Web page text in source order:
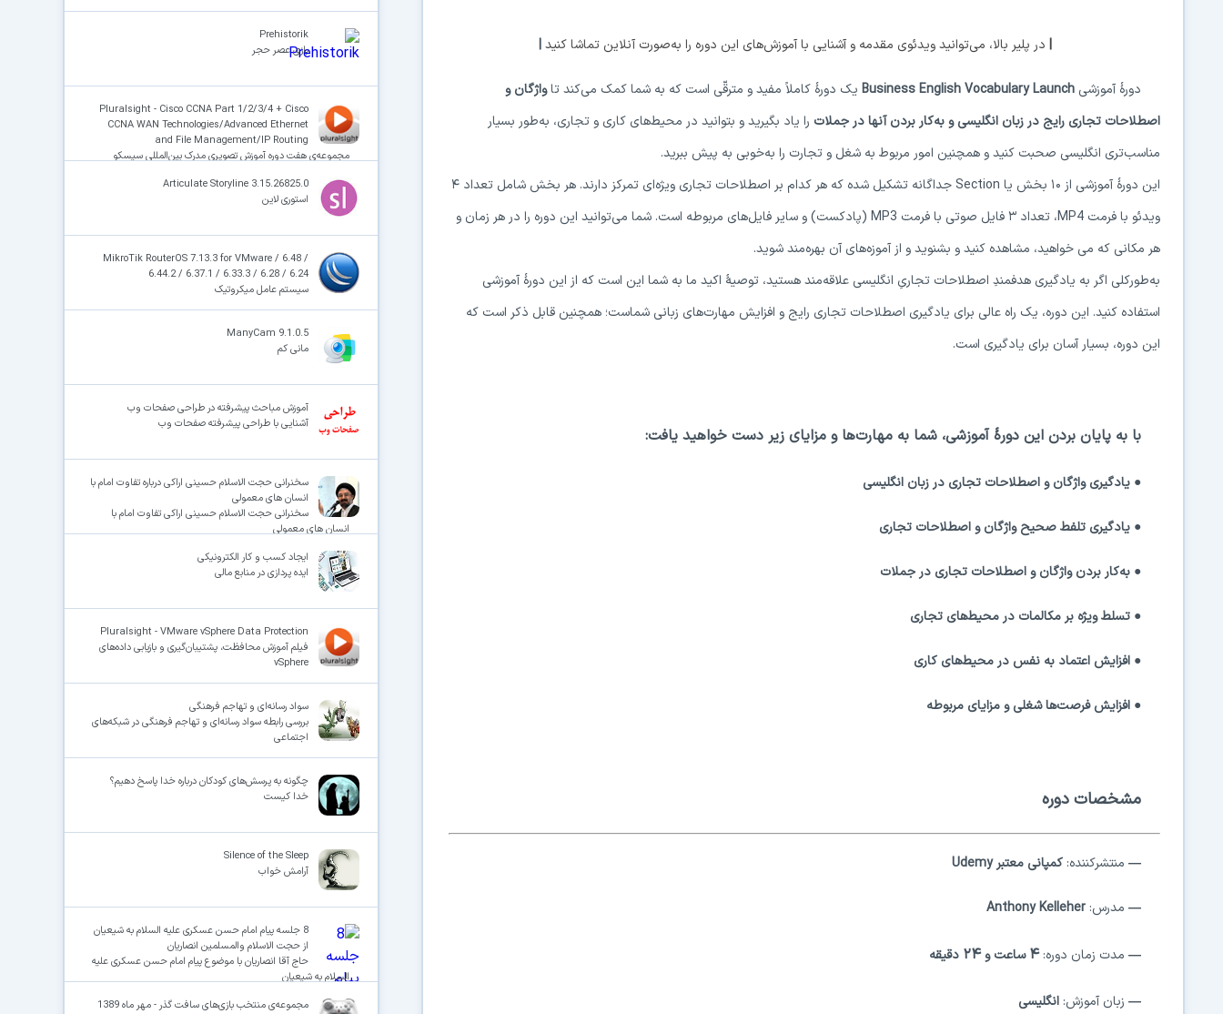
| در پلیر بالا، می‌توانید ویدئوی مقدمه و آشنایی با آموزش‌های این دوره را به‌صورت آنلاین تماشا کنید |
دورهٔ آموزشی Business English Vocabulary Launch یک دورهٔ کاملاً مفید و مترقّی است که به شما کمک می‌کند تاواژگان و
اصطلاحات تجاری رایج در زبان انگلیسی و به‌کار بردن آنها در جملات را یاد بگیرید و بتوانید در محیط‌های کاری و تجاری، به‌طور بسیار
مناسب‌تری انگلیسی صحبت کنید و همچنین امور مربوط به شغل و تجارت را به‌خوبی به پیش ببرید.
این دورهٔ آموزشی از ۱۰ بخش یا Section جداگانه تشکیل شده که هر کدام بر اصطلاحات تجاری ویژه‌ای تمرکز دارند. هر بخش شامل تعداد
۴
ویدئو با فرمت MP4، تعداد ۳ فایل صوتی با فرمت MP3 (پادکست) و سایر فایل‌های مربوطه است. شما می‌توانید این دوره را در هر زمان و
هر مکانی که می خواهید، مشاهده کنید و بشنوید و از آموزه‌های آن بهره‌مند شوید.
به‌طورکلی اگر به یادگیری هدفمندِ اصطلاحات تجاریِ انگلیسی علاقه‌مند هستید، توصیهٔ اکید ما به شما این است که از این دورهٔ آموزشی
استفاده کنید. این دوره، یک راه عالی برای یادگیری اصطلاحات تجاری رایج و افزایش مهارت‌های زبانی شماست؛ همچنین قابل ذکر است که
این دوره، بسیار آسان برای یادگیری است.
با به پایان بردن این دورهٔ آموزشی، شما به مهارت‌ها و مزایای زیر دست خواهید یافت:
● یادگیری واژگان و اصطلاحات تجاری در زبان انگلیسی
● یادگیری تلفط صحیح واژگان و اصطلاحات تجاری
● به‌کار بردن واژگان و اصطلاحات تجاری در جملات
● تسلط ویژه بر مکالمات در محیط‌های تجاری
● افزایش اعتماد به نفس در محیط‌های کاری
● افزایش فرصت‌ها شغلی و مزایای مربوطه
مشخصات دوره
— منتشرکننده: کمپانی معتبر Udemy
— مدرس: Anthony Kelleher
— مدت زمان دوره:۴ساعت و۲۴ دقیقه
— زبان آموزش: انگلیسی
Prehistorik
بازی عصر حجر
Pluralsight - Cisco CCNA Part 1/2/3/4 + Cisco
CCNA WAN Technologies/Advanced Ethernet
and File Management/IP Routing
مجموعه‌ی هفت دوره آموزش تصویری مدرک بین‌المللی سیسکو
Articulate Storyline 3.15.26825.0
استوری لاین
MikroTik RouterOS 7.13.3 for VMware / 6.48 /
6.44.2 / 6.37.1 / 6.33.3 / 6.28 / 6.24
سیستم عامل میکروتیک
ManyCam 9.1.0.5
مانی کم
آموزش مباحث پیشرفته در طراحی صفحات وب
آشنایی با طراحی پیشرفته صفحات وب
سخنرانی حجت الاسلام حسینی اراکی درباره تفاوت امام با
انسان های معمولی
سخنرانی حجت الاسلام حسینی اراکی تفاوت امام با
انسان های معمولی
ایجاد کسب و کار الکترونیکی
ایده پردازی در منابع مالی
Pluralsight - VMware vSphere Data Protection
فیلم آموزش محافظت، پشتیبان‌گیری و بازیابی داده‌های
vSphere
سواد رسانه‌ای و تهاجم فرهنگی
بررسی رابطه سواد رسانه‌ای و تهاجم فرهنگی در شبکه‌های
اجتماعی
چگونه به پرسش‌های کودکان درباره خدا پاسخ دهیم؟
خدا کیست
Silence of the Sleep
آرامش خواب
8 جلسه پیام امام حسن عسکری علیه السلام به شیعیان
از حجت الاسلام والمسلمین انصاریان
حاج آقا انصاریان با موضوع پیام امام حسن عسکری علیه
السلام به شیعیان
مجموعه‌ی منتخب بازی‌های سافت گذر - مهر ماه 1389